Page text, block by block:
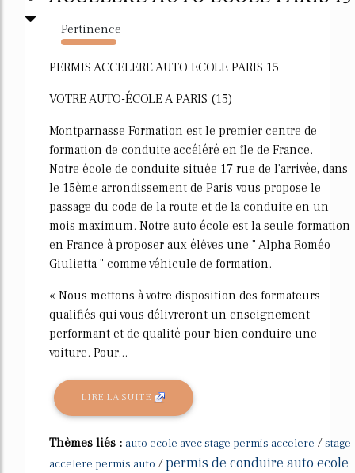
Pertinence
2050%
PERMIS ACCELERE AUTO ECOLE PARIS 15
VOTRE AUTO-ÉCOLE A PARIS (15)
Montparnasse Formation est le premier centre de
formation de conduite accéléré en île de France.
Notre école de conduite située 17 rue de l'arrivée, dans
le 15ème arrondissement de Paris vous propose le
passage du code de la route et de la conduite en un
mois maximum. Notre auto école est la seule formation
en France à proposer aux éléves une " Alpha Roméo
Giulietta " comme véhicule de formation.
« Nous mettons à votre disposition des formateurs
qualifiés qui vous délivreront un enseignement
performant et de qualité pour bien conduire une
voiture. Pour...
LIRE LA SUITE
Thèmes liés : auto ecole avec stage permis accelere /stage
accelere permis auto /permis de conduire auto ecole